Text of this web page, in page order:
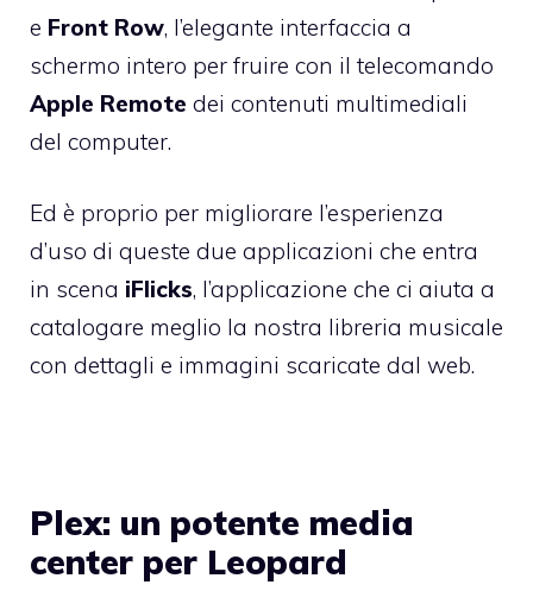
e Front Row, l’elegante interfaccia a
schermo intero per fruire con il telecomando
Apple Remote dei contenuti multimediali
del computer.
Ed è proprio per migliorare l’esperienza
d’uso di queste due applicazioni che entra
in scena iFlicks, l’applicazione che ci aiuta a
catalogare meglio la nostra libreria musicale
con dettagli e immagini scaricate dal web.
Plex: un potente media
center per Leopard